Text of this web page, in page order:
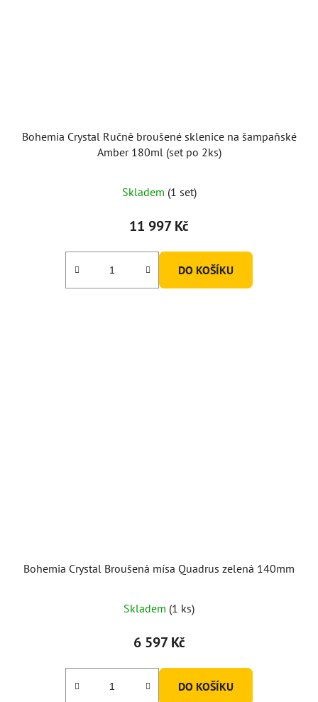
Bohemia Crystal Ručně broušené sklenice na šampaňské
Amber 180ml (set po 2ks)
Skladem (1 set)
11 997 Kč
DO KOŠÍKU
Bohemia Crystal Broušená mísa Quadrus zelená 140mm
Skladem (1 ks)
6 597 Kč
DO KOŠÍKU